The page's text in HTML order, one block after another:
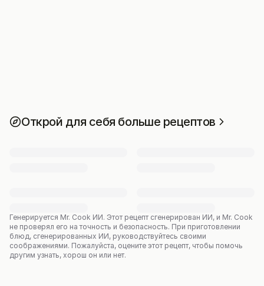
Открой для себя больше рецептов
Генерируется Mr. Cook ИИ. Этот рецепт сгенерирован ИИ, и Mr. Cook
не проверял его на точность и безопасность. При приготовлении
блюд, сгенерированных ИИ, руководствуйтесь своими
соображениями. Пожалуйста, оцените этот рецепт, чтобы помочь
другим узнать, хорош он или нет.